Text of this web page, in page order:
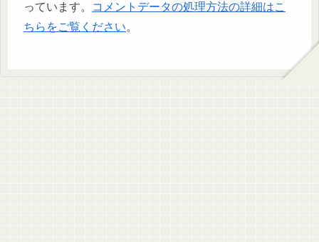
っています。
コメントデータの処理方法の詳細はこ
ちらをご覧ください。